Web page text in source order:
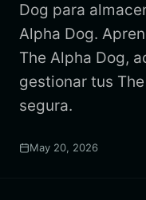
Dog para
Alpha Dog.
The Alpha Dog,
gestionar tus
segura.
May 20, 2026